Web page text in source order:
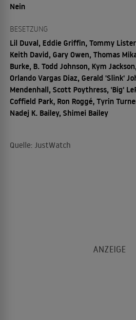
Nein
BESETZUNG
Lil Duval, Eddie Griffin, Tommy
Keith David, Gary Owen, Thomas
Burke, B. Todd Johnson, Kym
Orlando Vargas Diaz, Gerald 'Slink'
Mendenhall, Scott Poythress, 'Big'
Coffield Park, Ron Roggé, Tyrin
Nadej K. Bailey, Shimei Bailey
Quelle: JustWatch